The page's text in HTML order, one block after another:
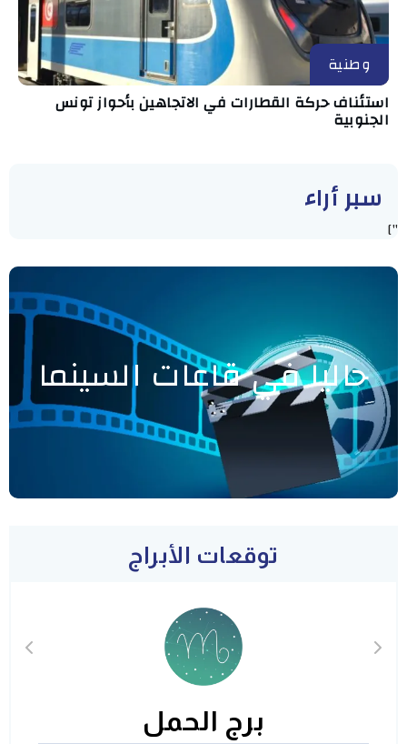
وطنية
استئناف حركة القطارات في الاتجاهين بأحواز تونس
الجنوبية
سبر أراء
"]
حاليا في قاعات السينما
توقعات الأبراج
برج الحمل